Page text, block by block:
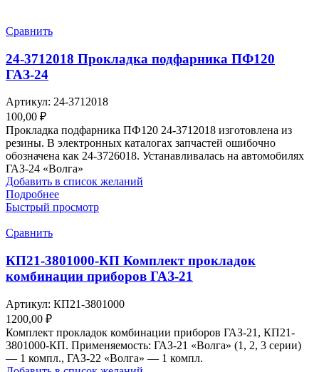
Сравнить
24-3712018 Прокладка подфарника ПФ120
ГАЗ-24
Артикул: 24-3712018
100,00 ₽
Прокладка подфарника ПФ120 24-3712018 изготовлена из
резины. В электронных каталогах запчастей ошибочно
обозначена как 24-3726018. Устанавливалась на автомобилях
ГАЗ-24 «Волга»
Добавить в список желаний
Подробнее
Быстрый просмотр
Сравнить
КП21-3801000-КП Комплект прокладок
комбинации приборов ГАЗ-21
Артикул: КП21-3801000
1200,00 ₽
Комплект прокладок комбинации приборов ГАЗ-21, КП21-
3801000-КП. Применяемость: ГАЗ-21 «Волга» (1, 2, 3 серии)
— 1 компл., ГАЗ-22 «Волга» — 1 компл.